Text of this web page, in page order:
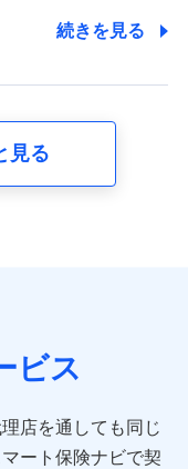
、車のメーカーや
年数などの情報、
契約者及び被保険
険契約者と被保険
ペットの種類や年
続きを見る
見る
ビス
店を通しても同じ
ート保険ナビで契